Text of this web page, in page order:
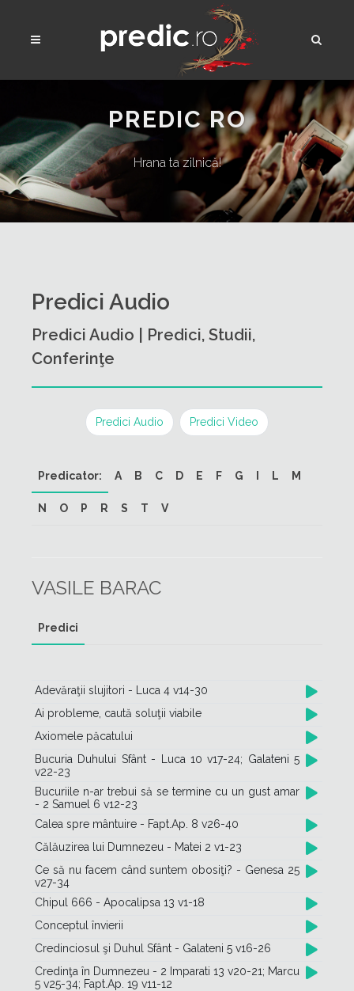
PREDIC RO
Hrana ta zilnică!
Predici Audio
Predici Audio | Predici, Studii,
Conferinţe
Predici Audio Predici Video
Predicator: A B C D E F G L M
N O P R S T V
VASILE BARAC
Predici
Adevăraţii slujitori - Luca 4 v14-30
Ai probleme, caută soluţii viabile
Axiomele păcatului
Bucuria Duhului Sfânt - Luca 10 v17-24; Galateni 5
v22-23
Bucuriile n-ar trebui să se termine cu un gust amar
- 2 Samuel 6 v12-23
Calea spre mântuire - Fapt.Ap. 8 v26-40
Călăuzirea lui Dumnezeu - Matei 2 v1-23
Ce să nu facem când suntem obosiţi? - Genesa 25
v27-34
Chipul 666 - Apocalipsa 13 v1-18
Conceptul învierii
Credinciosul şi Duhul Sfânt - Galateni 5 v16-26
Credinţa în Dumnezeu - 2 Imparati 13 v20-21; Marcu
5 v25-34; Fapt.Ap. 19 v11-12